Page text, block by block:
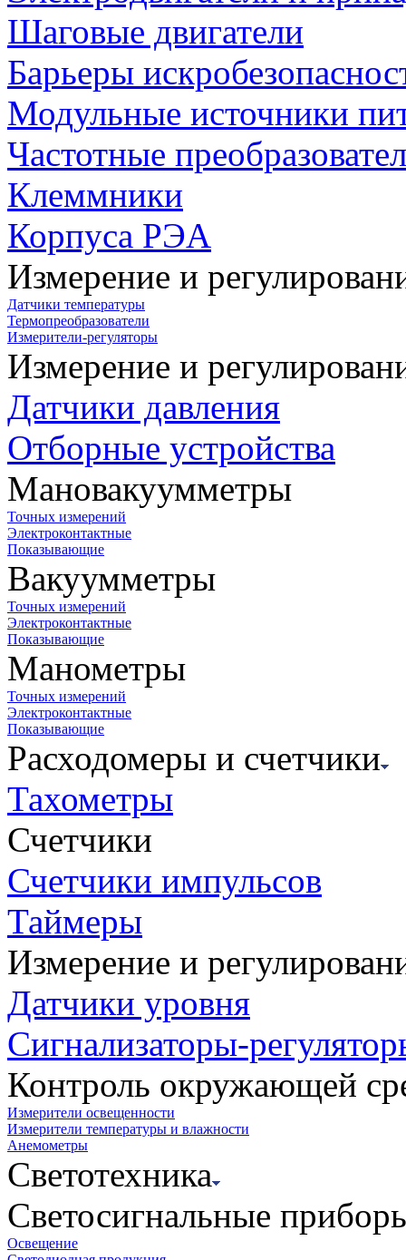
Шаговые двигатели
Барьеры
Модульные источники
Частотные
Клеммники
Корпуса РЭА
Измерение и
Датчики температуры
Термопреобразователи
Измерители-регуляторы
Измерение и
Датчики давления
Отборные устройства
Мановакуумметры
Точных измерений
Электроконтактные
Показывающие
Вакуумметры
Точных измерений
Электроконтактные
Показывающие
Манометры
Точных измерений
Электроконтактные
Показывающие
Расходомеры и счетчики
Тахометры
Счетчики
Счетчики импульсов
Таймеры
Измерение и
Датчики уровня
Сигнализаторы-
Контроль окружающей
Измерители освещенности
Измерители температуры и влажности
Анемометры
Светотехника
Светосигнальные
Освещение